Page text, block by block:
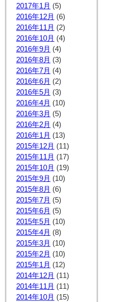
2017年1月 (5)
2016年12月 (6)
2016年11月 (2)
2016年10月 (4)
2016年9月 (4)
2016年8月 (3)
2016年7月 (4)
2016年6月 (2)
2016年5月 (3)
2016年4月 (10)
2016年3月 (5)
2016年2月 (4)
2016年1月 (13)
2015年12月 (11)
2015年11月 (17)
2015年10月 (19)
2015年9月 (10)
2015年8月 (6)
2015年7月 (5)
2015年6月 (5)
2015年5月 (10)
2015年4月 (8)
2015年3月 (10)
2015年2月 (10)
2015年1月 (12)
2014年12月 (11)
2014年11月 (11)
2014年10月 (15)